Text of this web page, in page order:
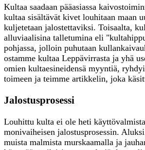
Kultaa saadaan pääasiassa
kultaa sisältävät kivet louhitaan maan
kuljetetaan jalostettaviksi. Toisaalta,
alluviaalisina talletumina eli
pohjassa, jolloin puhutaan
ostamme kultaa Leppävirrasta ja yhä
omien kultaesineidensä myyntiä,
toimeen ja teimme artikkelin, joka
Jalostusprosessi
Louhittu kulta ei ole heti
monivaiheisen jalostusprosessin.
muista malmista murskaamalla ja